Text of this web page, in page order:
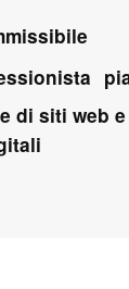
di siti web